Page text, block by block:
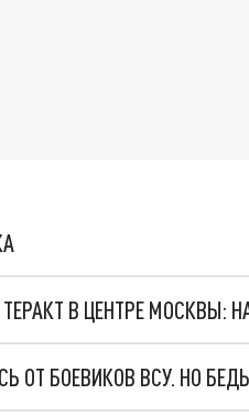
В ЦЕНТРЕ МОСКВЫ:
ОТ БОЕВИКОВ ВСУ. НО